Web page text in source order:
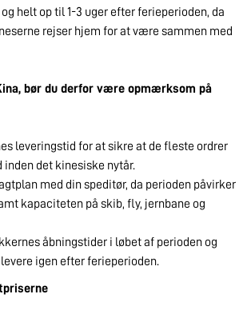
helt op til 1-3 uger efter ferieperioden, da
rejser hjem for at være sammen med
bør du derfor være opmærksom på
leveringstid for at sikre at de fleste ordrer
inden det kinesiske nytår.
med din speditør, da perioden påvirker
kapaciteten på skib, fly, jernbane og
åbningstider i løbet af perioden og
igen efter ferieperioden.